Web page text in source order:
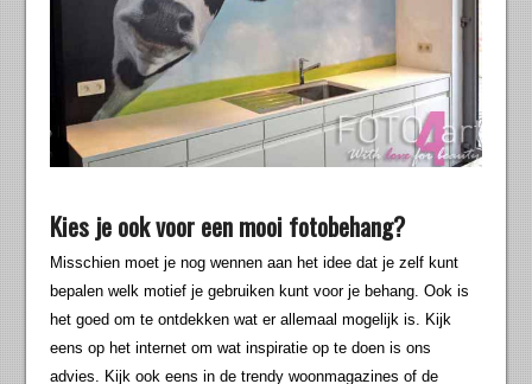
Kies je ook voor een mooi fotobehang?
Misschien moet je nog wennen aan het idee dat je zelf kunt
bepalen welk motief je gebruiken kunt voor je behang. Ook is
het goed om te ontdekken wat er allemaal mogelijk is. Kijk
eens op het internet om wat inspiratie op te doen is ons
advies. Kijk ook eens in de trendy woonmagazines of de